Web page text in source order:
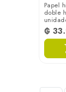
Papel
doble
₲